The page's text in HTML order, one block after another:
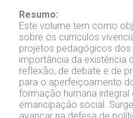
Resumo:
Este volume tem como
sobre os currículos
projetos pedagógicos dos
importância da existência
reflexão, de debate e de
para o aperfeiçoamento
formação humana
emancipação social.